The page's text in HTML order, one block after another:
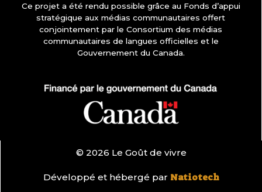
Ce projet a été rendu possible grâce au Fonds d’appui
stratégique aux médias communautaires offert
conjointement par le Consortium des médias
communautaires de langues officielles et le
Gouvernement du Canada.
© 2026 Le Goût de vivre
Développé et hébergé par Natiotech